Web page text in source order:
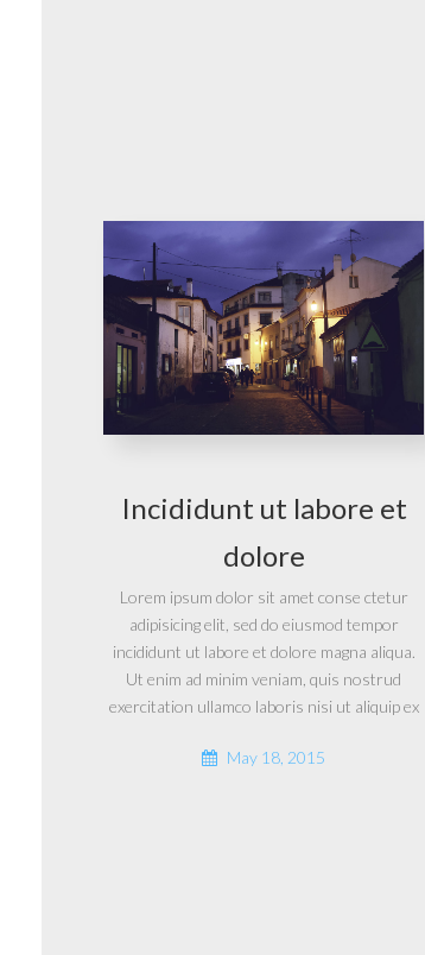
Incididunt ut labore et
dolore
Lorem ipsum dolor sit amet conse ctetur
adipisicing elit, sed do eiusmod tempor
incididunt ut labore et dolore magna aliqua.
Ut enim ad minim veniam, quis nostrud
exercitation ullamco laboris nisi ut aliquip ex
May 18, 2015